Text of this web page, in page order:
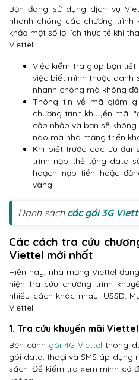
Bạn đang sử dụng dịch vụ
nhanh chóng các chương trình
khảo một số lợi ích thực tế khi
Viettel:
Việc kiểm tra giúp bạn
việc biết mình thuộc danh
nhanh chóng mà không
Thông tin về mã giảm
chương trình khuyến mãi
cập nhập và bạn sẽ
nào mà nhà mạng triển
Khi biết trước các ưu đãi
trình nạp thẻ tặng data
hoạch nạp tiền hoặc
vàng
Danh sách các gói 3G
Các cách tra cứu
Viettel mới nhất
Hiện nay, nhà mạng Viettel
hiện tra cứu chương trình
nhiều cách khác nhau: USSD,
Viettel.
1. Tra cứu khuyến mãi
Bên cạnh gói 4G Viettel thông
gói data, thoại và SMS áp dụng
sách. Để kiểm tra xem mình có